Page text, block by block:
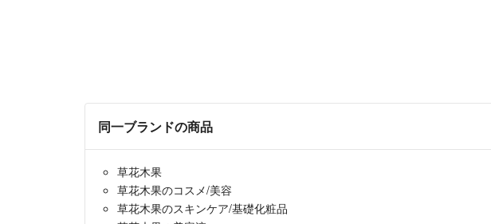
同一ブランドの商品
草花木果
草花木果のコスメ/美容
草花木果のスキンケア/基礎化粧品